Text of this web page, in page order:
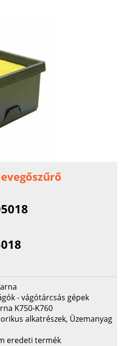
- vágótárcsás gépek
K750-K760
alkatrészek, Üzemanyag
eredeti termék